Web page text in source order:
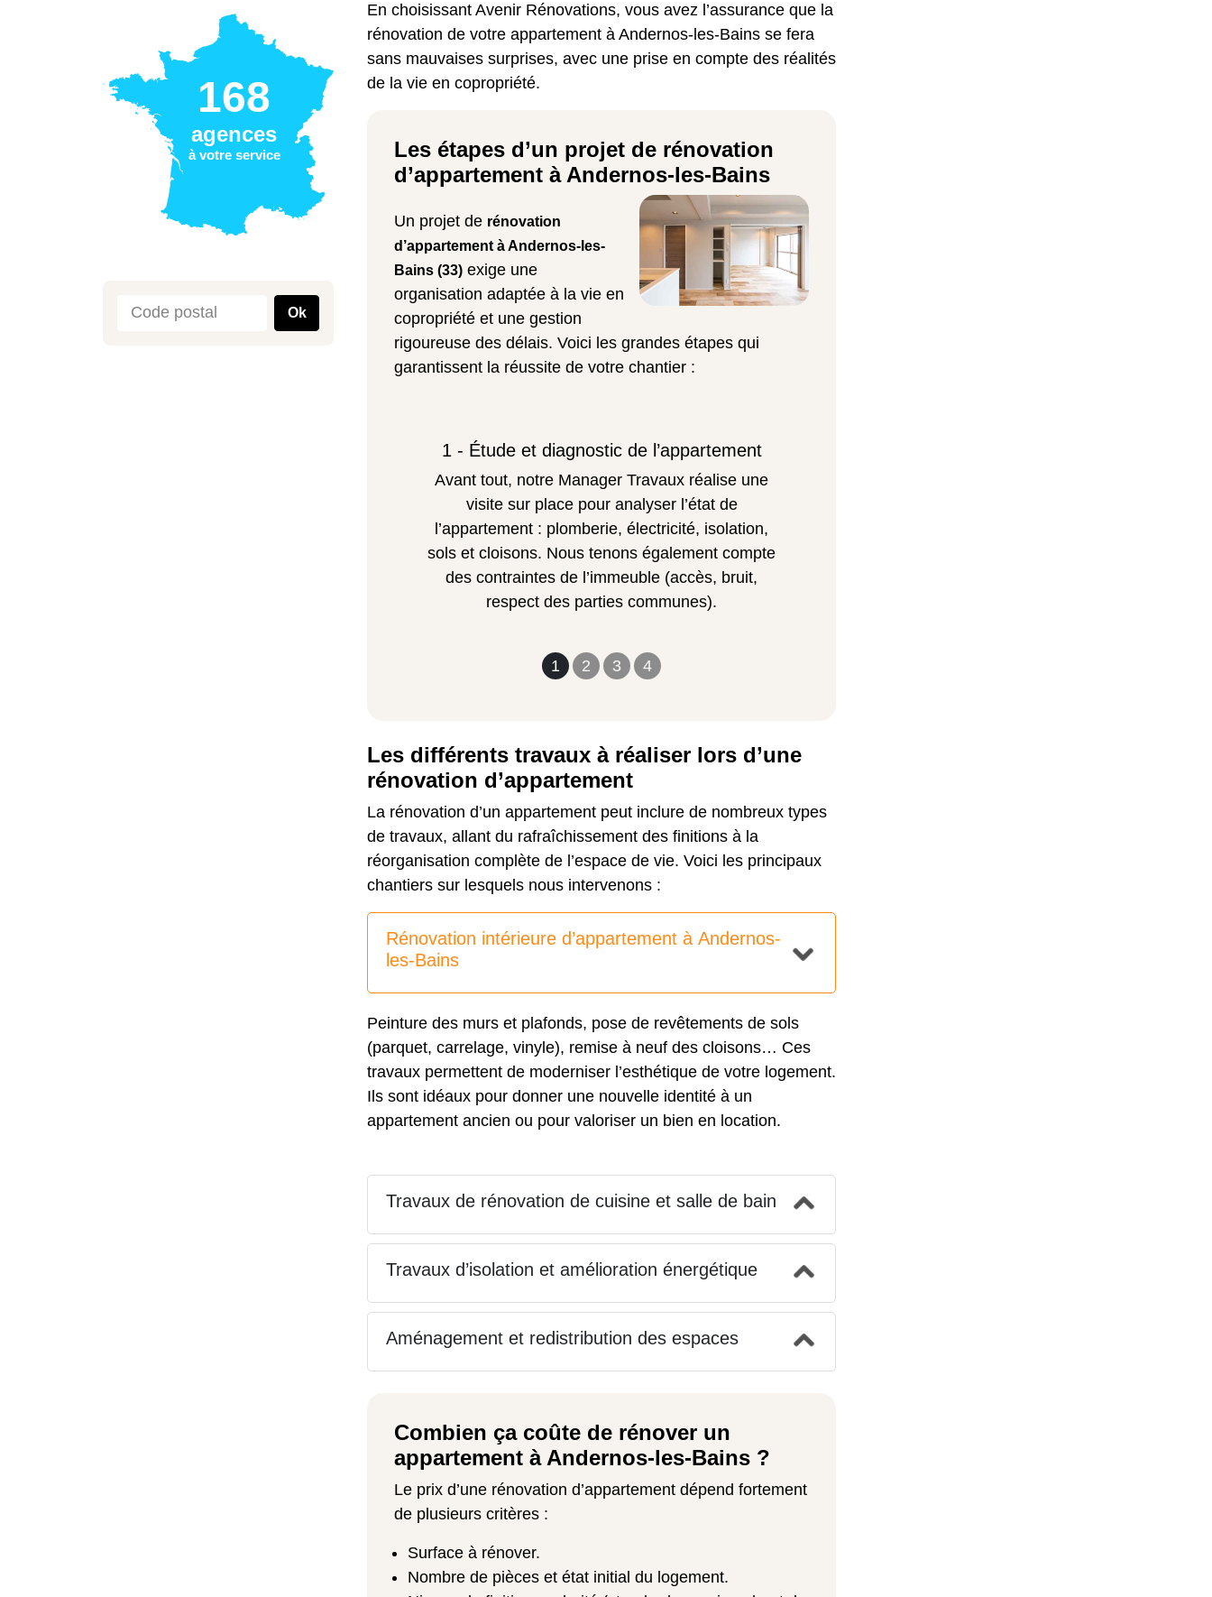
168
agences
à votre service
Ok
En choisissant Avenir Rénovations, vous avez l’assurance que la
rénovation de votre appartement à Andernos-les-Bains se fera
sans mauvaises surprises, avec une prise en compte des réalités
de la vie en copropriété.
Les étapes d’un projet de rénovation
d’appartement à Andernos-les-Bains
Un projet de rénovation
d’appartement à Andernos-les-
Bains (33) exige une
organisation adaptée à la vie en
copropriété et une gestion
rigoureuse des délais. Voici les grandes étapes qui
garantissent la réussite de votre chantier :
1 2 3 4
1 - Étude et diagnostic de l’appartement
Avant tout, notre Manager Travaux réalise une
visite sur place pour analyser l’état de
l’appartement : plomberie, électricité, isolation,
sols et cloisons. Nous tenons également compte
des contraintes de l’immeuble (accès, bruit,
respect des parties communes).
Les différents travaux à réaliser lors d’une
rénovation d’appartement
La rénovation d’un appartement peut inclure de nombreux types
de travaux, allant du rafraîchissement des finitions à la
réorganisation complète de l’espace de vie. Voici les principaux
chantiers sur lesquels nous intervenons :
Rénovation intérieure d’appartement à Andernos-
les-Bains
Peinture des murs et plafonds, pose de revêtements de sols
(parquet, carrelage, vinyle), remise à neuf des cloisons… Ces
travaux permettent de moderniser l’esthétique de votre logement.
Ils sont idéaux pour donner une nouvelle identité à un
appartement ancien ou pour valoriser un bien en location.
Travaux de rénovation de cuisine et salle de bain
Travaux d’isolation et amélioration énergétique
Aménagement et redistribution des espaces
Combien ça coûte de rénover un
appartement à Andernos-les-Bains ?
Le prix d’une rénovation d’appartement dépend fortement
de plusieurs critères :
Surface à rénover.
Nombre de pièces et état initial du logement.